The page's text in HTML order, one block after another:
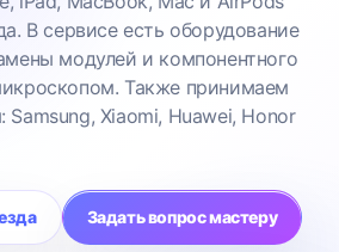
В сервисе есть оборудование
модулей и компонентного
Также принимаем
Xiaomi, Huawei, Honor
Задать вопрос мастеру